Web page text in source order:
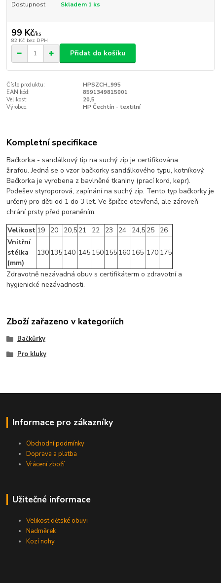
Dostupnost Skladem 1 ks
99 Kč/ks
82 Kč bez DPH
Přidat do košíku
Číslo produktu:
HPSZCH_995
EAN kód:
8591349815001
Velikost:
20,5
Výrobce:
HP Čechtín - textilní
Kompletní specifikace
Bačkorka - sandálkový tip na suchý zip je certifikována
žirafou. Jedná se o vzor bačkorky sandálkového typu, kotníkový.
Bačkorka je vyrobena z bavlněné tkaniny (prací kord, kepr).
Podešev styroporová, zapínání na suchý zip. Tento typ bačkorky je
určený pro děti od 1 do 3 let. Ve špičce otevřená, ale zároveň
chrání prsty před poraněním.
Velikost 19 20 20,5 21 22 23 24 24,5 25
26
Vnitřní
stélka
(mm)
130 135 140 145 150 155 160 165 170 175
Zdravotně nezávadná obuv s certifikáterm o zdravotní a
hygienické nezávadnosti.
Zboží zařazeno v kategoriích
Bačkůrky
Pro kluky
Informace pro zákazníky
Obchodní podmínky
Doprava a platba
Vrácení zboží
Užitečné informace
Velikost dětské obuvi
Nadměrek
Kozí nohy